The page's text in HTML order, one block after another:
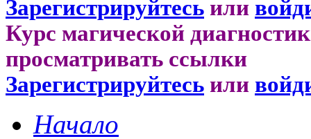
Зарегистрируйтесь или
Курс магической
просматривать ссылки
Зарегистрируйтесь или
Начало